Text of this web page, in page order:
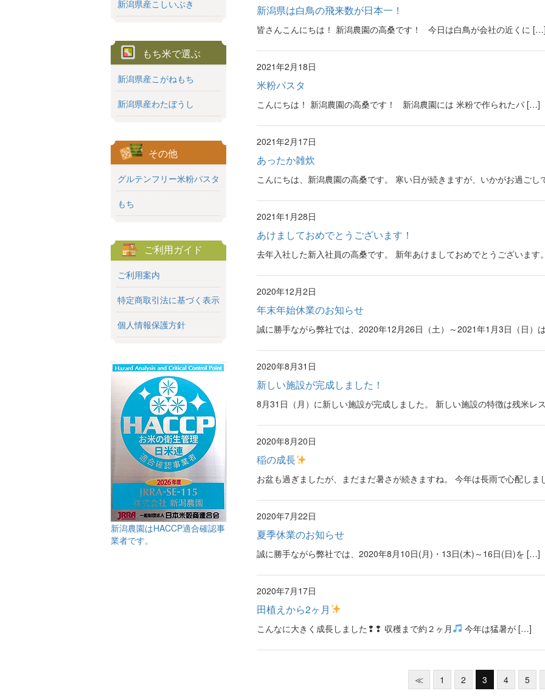
新潟県は白鳥の飛来数が日本一！
皆さんこんにちは！ 新潟農園の高桑です！ 今日は白鳥が会社の近くに […]
2021年2月18日
米粉パスタ
こんにちは！ 新潟農園の高桑です！ 新潟農園には 米粉で作られたパ […]
2021年2月17日
あったか雑炊
こんにちは、新潟農園の高桑です。 寒い日が続きますが、いかがお過ご
2021年1月28日
あけましておめでとうございます！
去年入社した新入社員の高桑です。 新年あけましておめでとうございま
2020年12月2日
年末年始休業のお知らせ
誠に勝手ながら弊社では、2020年12月26日（土）～2021年1月3日（日）
2020年8月31日
新しい施設が完成しました！
8月31日（月）に新しい施設が完成しました。 新しい施設の特徴は残米レ
2020年8月20日
稲の成長
お盆も過ぎましたが、まだまだ暑さが続きますね。 今年は長雨で心配し
2020年7月22日
夏季休業のお知らせ
誠に勝手ながら弊社では、2020年8月10日(月)・13日(木)～16日(日)を […]
2020年7月17日
田植えから2ヶ月
こんなに大きく成長しました❢❢ 収穫まで約２ヶ月 今年は猛暑が […]
≪ 1 2 3 4 5
新潟県産こしいぶき
もち米で選ぶ
新潟県産こがねもち
新潟県産わたぼうし
その他
グルテンフリー米粉パスタ
もち
ご利用ガイド
ご利用案内
特定商取引法に基づく表示
個人情報保護方針
新潟農園はHACCP適合確認事
業者です。